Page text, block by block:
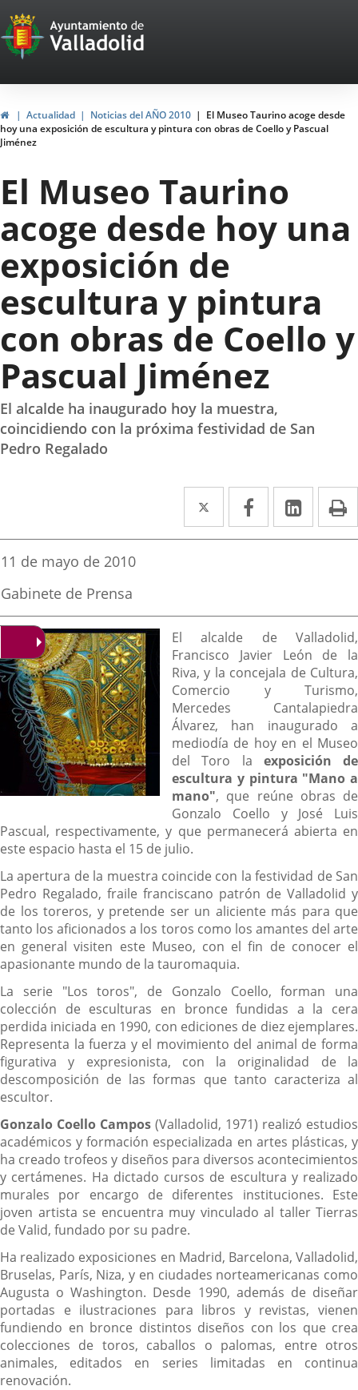
Portal
Web
del
Ayuntamiento
de
Valladolid
HomeActualidad Noticias del AÑO 2010
El Museo Taurino acoge desde
hoy una exposición de escultura y pintura con obras de Coello y Pascual
Jiménez
El Museo Taurino
acoge desde hoy una
exposición de
escultura y pintura
con obras de Coello y
Pascual Jiménez
El alcalde ha inaugurado hoy la muestra,
coincidiendo con la próxima festividad de San
Pedro Regalado
Twitter
Enlace
a
externa.
Facebook
Enlace
a
externa.
Enlace
a
Fecha
la
noticia
11 de mayo de 2010
Fuente
la
noticia
Gabinete de Prensa
Descripción
El alcalde de Valladolid,
Francisco Javier León de la
Riva, y la concejala de Cultura,
Comercio y Turismo,
Mercedes Cantalapiedra
Álvarez, han inaugurado a
mediodía de hoy en el Museo
del Toro la exposición de
escultura y pintura "Mano a
mano", que reúne obras de
Gonzalo Coello y José Luis
Pascual, respectivamente, y que permanecerá abierta en
este espacio hasta el 15 de julio.
La apertura de la muestra coincide con la festividad de San
Pedro Regalado, fraile franciscano patrón de Valladolid y
de los toreros, y pretende ser un aliciente más para que
tanto los aficionados a los toros como los amantes del arte
en general visiten este Museo, con el fin de conocer el
apasionante mundo de la tauromaquia.
La serie "Los toros", de Gonzalo Coello, forman una
colección de esculturas en bronce fundidas a la cera
perdida iniciada en 1990, con ediciones de diez ejemplares.
Representa la fuerza y el movimiento del animal de forma
figurativa y expresionista, con la originalidad de la
descomposición de las formas que tanto caracteriza al
escultor.
Gonzalo Coello Campos (Valladolid, 1971) realizó estudios
académicos y formación especializada en artes plásticas, y
ha creado trofeos y diseños para diversos acontecimientos
y certámenes. Ha dictado cursos de escultura y realizado
murales por encargo de diferentes instituciones. Este
joven artista se encuentra muy vinculado al taller Tierras
de Valid, fundado por su padre.
Ha realizado exposiciones en Madrid, Barcelona, Valladolid,
Bruselas, París, Niza, y en ciudades norteamericanas como
Augusta o Washington. Desde 1990, además de diseñar
portadas e ilustraciones para libros y revistas, vienen
fundiendo en bronce distintos diseños con los que crea
colecciones de toros, caballos o palomas, entre otros
animales, editados en series limitadas en continua
renovación.